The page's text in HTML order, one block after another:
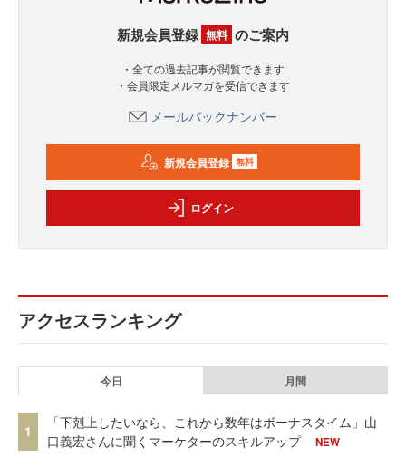
新規会員登録 無料 のご案内
・全ての過去記事が閲覧できます
・会員限定メルマガを受信できます
メールバックナンバー
新規会員登録 無料
ログイン
アクセスランキング
今日 月間
1
「下剋上したいなら、これから数年はボーナスタイム」山
口義宏さんに聞くマーケターのスキルアップ
NEW